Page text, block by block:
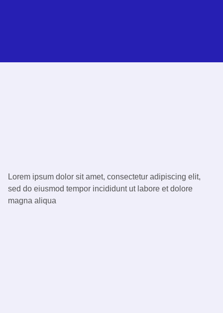
Lorem ipsum dolor sit amet, consectetur adipiscing elit,
sed do eiusmod tempor incididunt ut labore et dolore
magna aliqua